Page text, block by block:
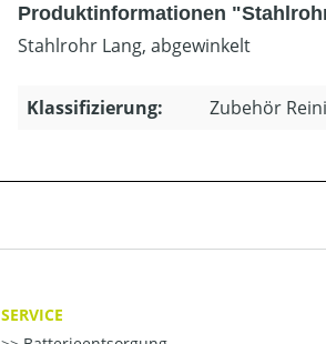
Produktinformationen
Stahlrohr Lang, abgewinkelt
Klassifizierung: Zubehör
SERVICE